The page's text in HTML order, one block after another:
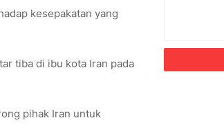
kesepakatan yang
tiba di ibu kota Iran pada
pihak Iran untuk